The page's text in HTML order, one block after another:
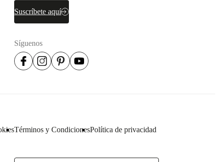
Suscríbete aquí
Síguenos
Términos y CondicionesPolítica de privacidad